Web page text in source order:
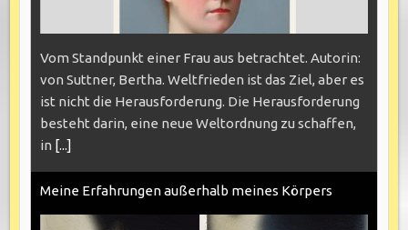
Vom Standpunkt einer Frau aus betrachtet. Autorin:
von Suttner, Bertha. Weltfrieden ist das Ziel, aber es
ist nicht die Herausforderung. Die Herausforderung
besteht darin, eine neue Weltordnung zu schaffen,
in [...]
Meine Erfahrungen außerhalb meines Körpers